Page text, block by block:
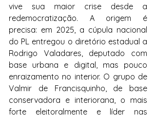
vive sua maior crise desde a
redemocratização. A origem é
precisa: em 2025, a cúpula nacional
do PL entregou o diretório estadual a
Rodrigo Valadares, deputado com
base urbana e digital, mas pouco
enraizamento no interior. O grupo de
Valmir de Francisquinho, de base
conservadora e interiorana, o mais
forte eleitoralmente e líder nas